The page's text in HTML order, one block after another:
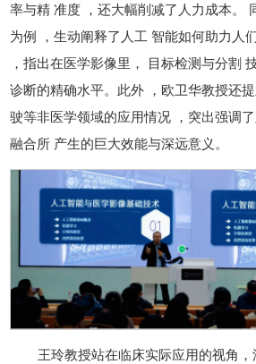
率与精 准度 ，还大幅削减了人力成本。
为例 ，生动阐释了人工 智能如何助力人
，指出在医学影像里， 目标检测与分割
诊断的精确水平。此外 ，欧卫华教授还
驶等非医学领域的应用情况 ，突出强调
融合所 产生的巨大效能与深远意义。
王玲教授站在临床实际应用的视角